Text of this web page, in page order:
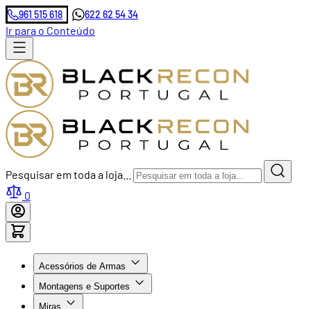
961 515 618 622 62 54 34
Ir para o Conteúdo
Pesquisar em toda a loja...
0
Acessórios de Armas
Montagens e Suportes
Miras